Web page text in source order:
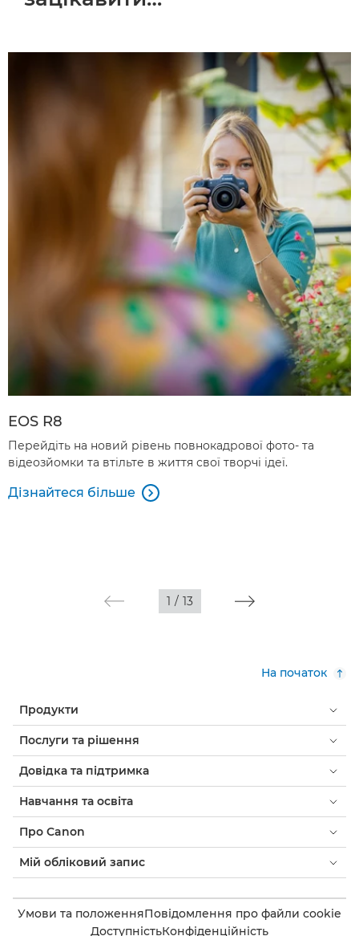
EOS R8
Перейдіть на новий рівень повнокадрової фото- та
відеозйомки та втільте в життя свої творчі ідеї.
Дізнайтеся більше 
1 / 13
На початок
Продукти
Послуги та рішення
Довідка та підтримка
Навчання та освіта
Про Canon
Мій обліковий запис
Умови та положенняПовідомлення про файли cookie
ДоступністьКонфіденційність